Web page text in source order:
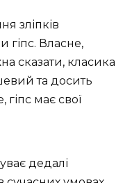
зліпків
гіпс. Власне,
сказати, класика
та досить
має свої
дедалі